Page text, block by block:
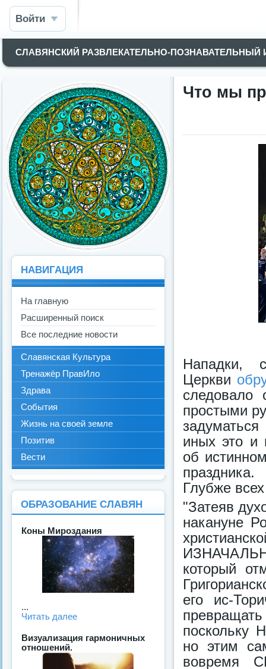
Войти
СЛАВЯНСКИЙ РАЗВЛЕКАТЕЛЬНО-
Что мы
Нападки,
Церкви
следовало
простыми
иных это и
об
праздника.
Глубже
"Затеяв
накануне
который
его ис-
поскольку
но этим
вовремя
НАВИГАЦИЯ
На главную
Расширенный поиск
Все последние новости
Славянская Культура
Тренажёр ПравИло
Здрава
События
Жизнь на своей земле
Позитив
Вести
ОБРАЗОВАНИЕ СЛАВЯН
Коны Мироздания
...
Читать далее
Визуализация гармоничных
отношений.